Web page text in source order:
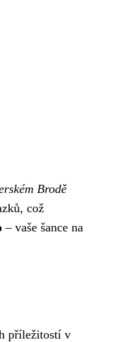
Brodě
což
– vaše šance na
příležitostí v